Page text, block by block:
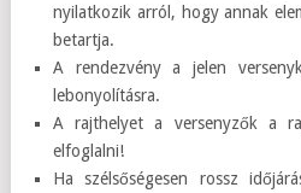
nyilatkozik arról, hogy annak
betartja.
A rendezvény a jelen
lebonyolításra.
A rajthelyet a versenyzők a
elfoglalni!
Ha szélsőségesen rossz